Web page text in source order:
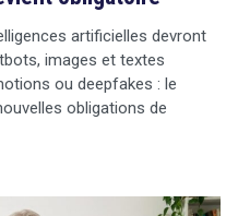
artificielles devront
images et textes
ou deepfakes : le
obligations de